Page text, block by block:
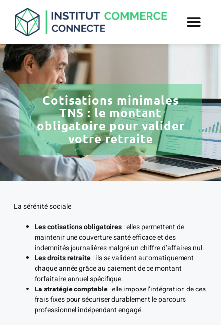
Cotisations minimales
TNS : le montant
obligatoire pour valider
votre retraite
La sérénité sociale
Les cotisations obligatoires: elles permettent de
maintenir une couverture santé efficace et des
indemnités journalières malgré un chiffre d’affaires nul.
Les droits retraite: ils se valident automatiquement
chaque année grâce au paiement de ce montant
forfaitaire annuel spécifique.
La stratégie comptable: elle impose l’intégration de ces
frais fixes pour sécuriser durablement le parcours
professionnel indépendant engagé.